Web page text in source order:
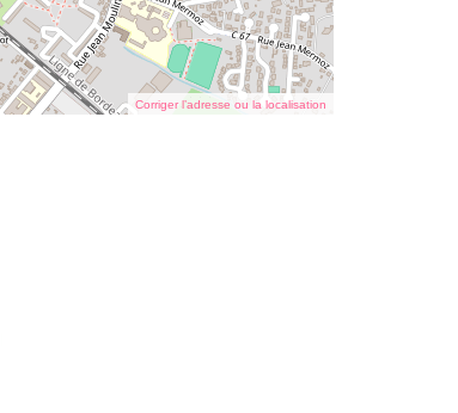
Corriger l’adresse ou la localisation